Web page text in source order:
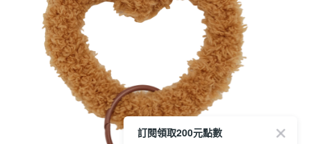
訂閱領取200元點數